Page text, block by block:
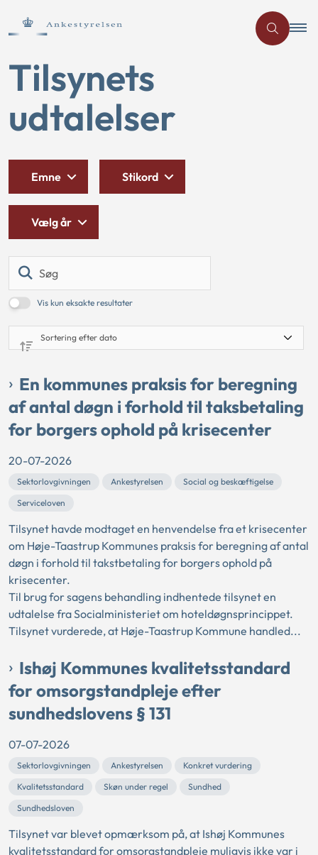
Tilsynets
udtalelser
Vis kun eksakte resultater
Emne Stikord
Vælg år
En kommunes praksis for beregning
af antal døgn i forhold til taksbetaling
for borgers ophold på krisecenter
20-07-2026
Sektorlovgivningen Ankestyrelsen
Social og beskæftigelse
Serviceloven
Tilsynet havde modtaget en henvendelse fra et krisecenter
om Høje-Taastrup Kommunes praksis for beregning af antal
døgn i forhold til takstbetaling for borgers ophold på
krisecenter.
Til brug for sagens behandling indhentede tilsynet en
udtalelse fra Socialministeriet om hoteldøgnsprincippet.
Tilsynet vurderede, at Høje-Taastrup Kommune handled...
Ishøj Kommunes kvalitetsstandard
for omsorgstandpleje efter
sundhedslovens § 131
07-07-2026
Sektorlovgivningen Ankestyrelsen
Konkret vurdering
Kvalitetsstandard
Skøn under regel
Sundhed
Sundhedsloven
Tilsynet var blevet opmærksom på, at Ishøj Kommunes
kvalitetsstandard for omsorgstandpleje muligvis ikke var i